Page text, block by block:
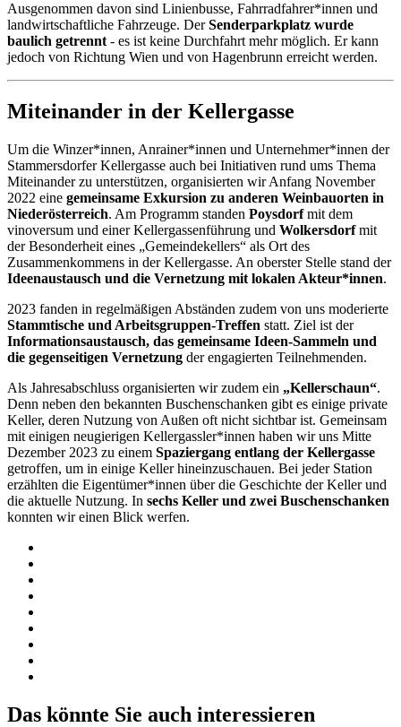
Ausgenommen davon sind Linienbusse, Fahrradfahrer*innen und
landwirtschaftliche Fahrzeuge. DerSenderparkplatz wurde
baulich getrennt - es ist keine Durchfahrt mehr möglich. Er kann
jedoch von Richtung Wien und von Hagenbrunn erreicht werden.
Miteinander in der Kellergasse
Um die Winzer*innen, Anrainer*innen und Unternehmer*innen der
Stammersdorfer Kellergasse auch bei Initiativen rund ums Thema
Miteinander zu unterstützen, organisierten wir Anfang November
2022 eine gemeinsame Exkursion zu anderen Weinbauorten in
Niederösterreich. Am Programm standen Poysdorfmit dem
vinoversum und einer Kellergassenführung und Wolkersdorfmit
der Besonderheit eines „Gemeindekellers“ als Ort des
Zusammenkommens in der Kellergasse. An oberster Stelle stand der
Ideenaustausch und die Vernetzung mit lokalen Akteur*innen.
2023 fanden in regelmäßigen Abständen zudem von uns moderierte
Stammtische und Arbeitsgruppen-Treffen statt. Ziel ist der
Informationsaustausch, das gemeinsame Ideen-Sammeln und
die gegenseitigen Vernetzung der engagierten Teilnehmenden.
Als Jahresabschluss organisierten wir zudem ein „Kellerschaun“.
Denn neben den bekannten Buschenschanken gibt es einige private
Keller, deren Nutzung von Außen oft nicht sichtbar ist. Gemeinsam
mit einigen neugierigen Kellergassler*innen haben wir uns Mitte
Dezember 2023 zu einem Spaziergang entlang der Kellergasse
getroffen, um in einige Keller hineinzuschauen. Bei jeder Station
erzählten die Eigentümer*innen über die Geschichte der Keller und
die aktuelle Nutzung. In sechs Keller und zwei Buschenschanken
konnten wir einen Blick werfen.
Das könnte Sie auch interessieren